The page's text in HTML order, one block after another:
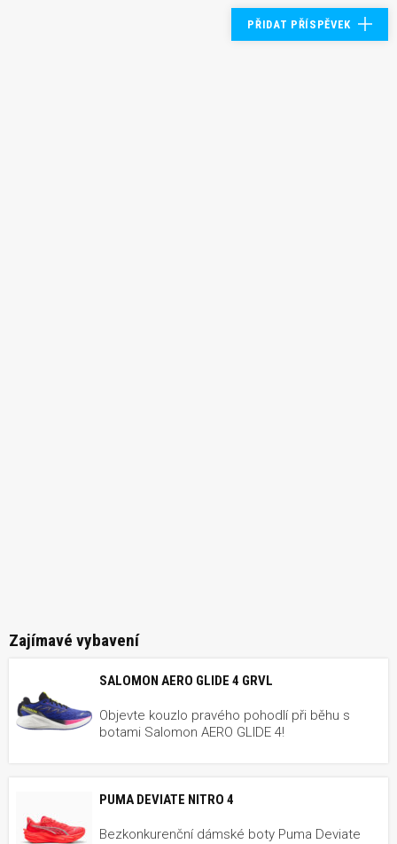
PŘIDAT PŘÍSPĚVEK
Zajímavé vybavení
SALOMON AERO GLIDE 4 GRVL
Objevte kouzlo pravého pohodlí při běhu s
botami Salomon AERO GLIDE 4!
PUMA DEVIATE NITRO 4
Bezkonkurenční dámské boty Puma Deviate